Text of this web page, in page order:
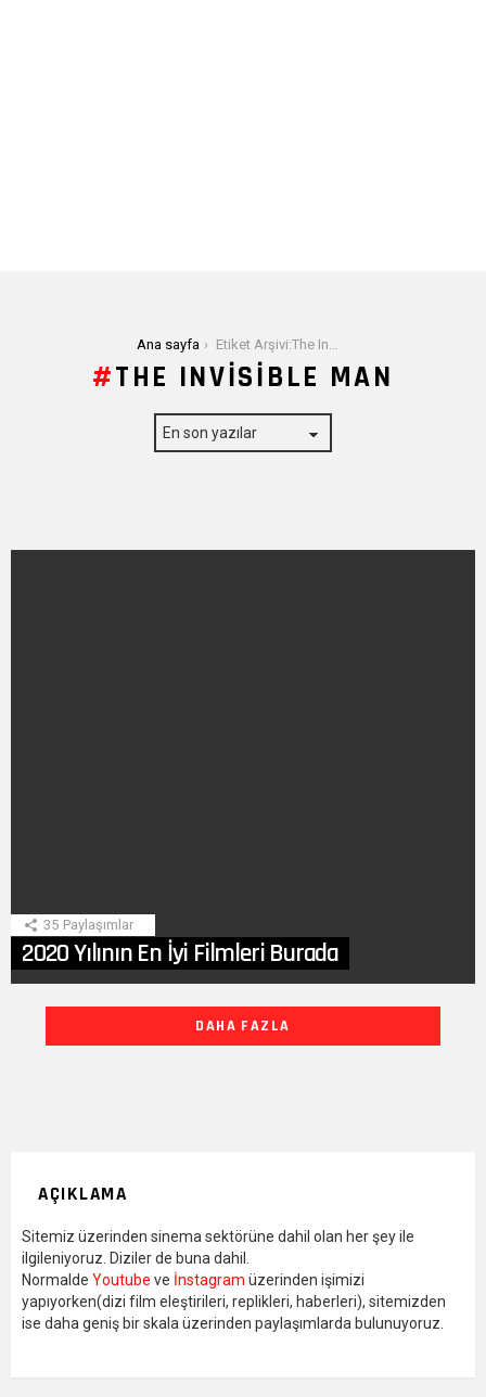
Ana sayfa Etiket Arşivi:The Invisible Man
THE INVISIBLE MAN
35 Paylaşımlar
2020 Yılının En İyi Filmleri Burada
DAHA FAZLA
AÇIKLAMA
Sitemiz üzerinden sinema sektörüne dahil olan her şey ile
ilgileniyoruz. Diziler de buna dahil.
Normalde Youtube ve İnstagram üzerinden işimizi
yapıyorken(dizi film eleştirileri, replikleri, haberleri), sitemizden
ise daha geniş bir skala üzerinden paylaşımlarda bulunuyoruz.